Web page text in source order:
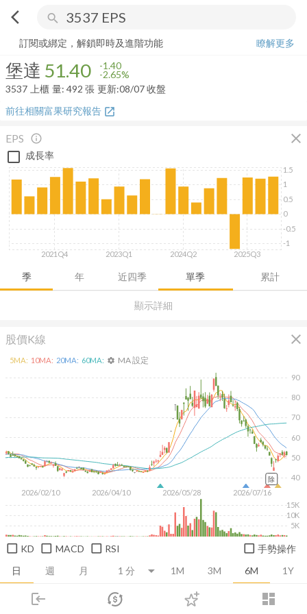
arrow_back_ios search
login dashboard
市場 登入
堡達 51.40-2.65%
訂閱或綁定，解鎖即時及進階功能
瞭解更多
堡達 51.40 -1.40
-2.65%
3537 上櫃 量: 492 張 更新:08/07 收盤
前往相關富果研究報告 open_in_new
EPS close
顯示詳細
info_outline
季 年 近四季 單季 累計
成長率
2021Q4 2023Q1 2024Q2 2025Q3
-1
-0.5
0
0.5
1
1.5
股價K線 close
日 週 月 1M 3M 6M 1Y
2026/02/10 2026/04/10 2026/05/28 2026/07/16
40
50
60
70
80
90
5K
10K
15K
5MA: 10MA: 20MA: 60MA: settings MA 設定
除
KD MACD RSI 手勢操作
推薦卡片 消息面 財務報